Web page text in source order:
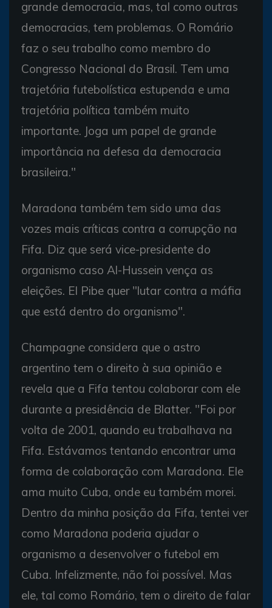
grande democracia, mas, tal como outras
democracias, tem problemas. O Romário
faz o seu trabalho como membro do
Congresso Nacional do Brasil. Tem uma
trajetória futebolística estupenda e uma
trajetória política também muito
importante. Joga um papel de grande
importância na defesa da democracia
brasileira."
Maradona também tem sido uma das
vozes mais críticas contra a corrupção na
Fifa. Diz que será vice-presidente do
organismo caso Al-Hussein vença as
eleições. El Pibe quer "lutar contra a máfia
que está dentro do organismo".
Champagne considera que o astro
argentino tem o direito à sua opinião e
revela que a Fifa tentou colaborar com ele
durante a presidência de Blatter. "Foi por
volta de 2001, quando eu trabalhava na
Fifa. Estávamos tentando encontrar uma
forma de colaboração com Maradona. Ele
ama muito Cuba, onde eu também morei.
Dentro da minha posição da Fifa, tentei ver
como Maradona poderia ajudar o
organismo a desenvolver o futebol em
Cuba. Infelizmente, não foi possível. Mas
ele, tal como Romário, tem o direito de falar